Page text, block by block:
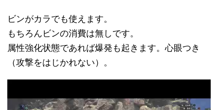
ビンがカラでも使えます。
もちろんビンの消費は無しです。
属性強化状態であれば爆発も起きます。心眼つき
（攻撃をはじかれない）。